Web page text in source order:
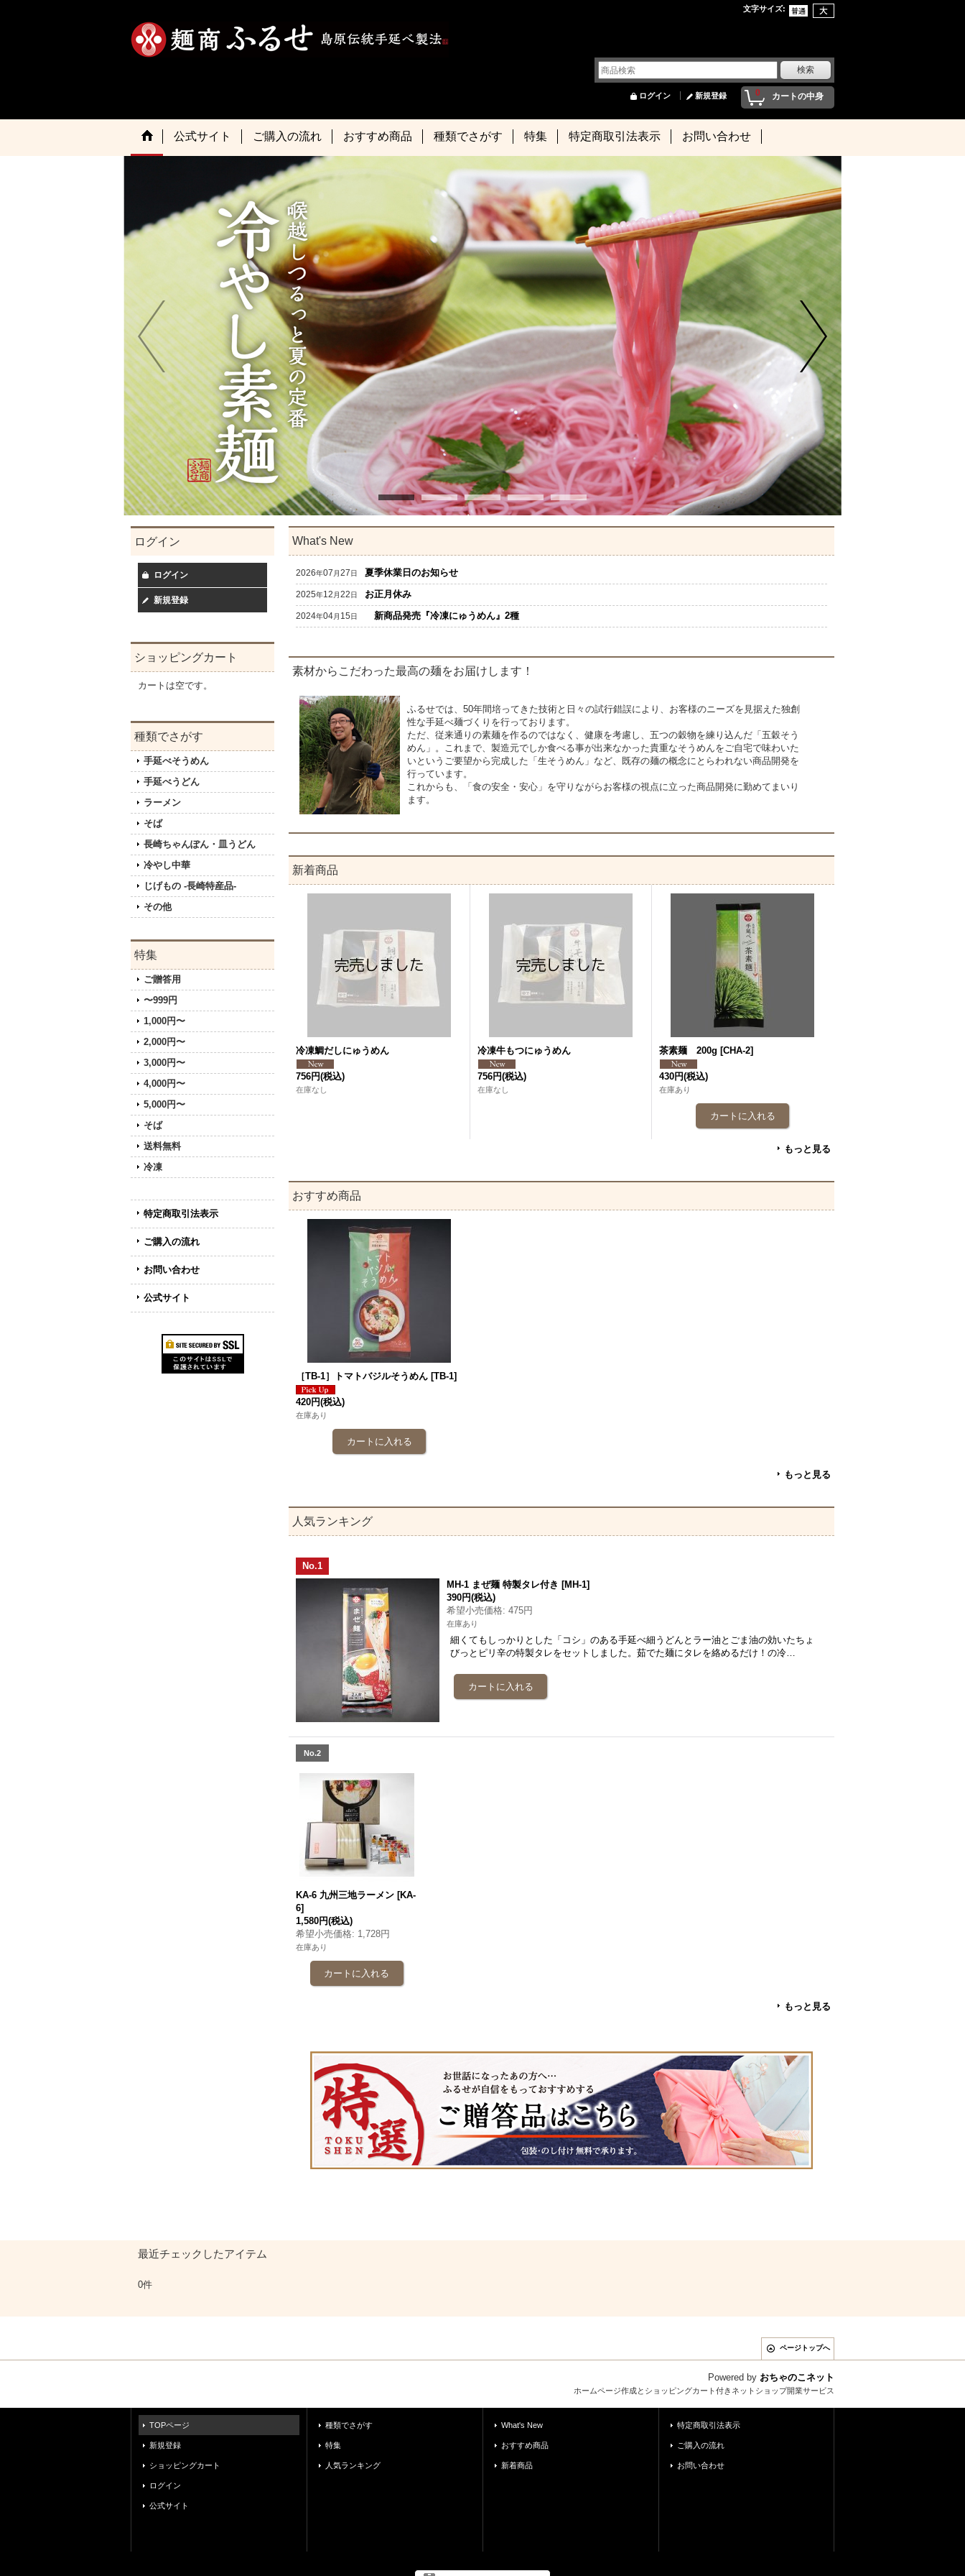
文字サイズ:
0 カートの中身
ログイン 新規登録
公式サイト ご購入の流れ おすすめ商品 種類でさがす 特集 特定商取引法表示 お問い合わせ
ログイン
ログイン
新規登録
ショッピングカート
カートは空です。
種類でさがす
手延べそうめん
手延べうどん
ラーメン
そば
長崎ちゃんぽん・皿うどん
冷やし中華
じげもの -長崎特産品-
その他
特集
ご贈答用
〜999円
1,000円〜
2,000円〜
3,000円〜
4,000円〜
5,000円〜
そば
送料無料
冷凍
特定商取引法表示
ご購入の流れ
お問い合わせ
公式サイト
What's New
2026年07 月27日 夏季休業日のお知らせ
2025年12 月22日 お正月休み
2024年04月 15日 新商品発売『冷凍にゅうめん』2種
素材からこだわった最高の麺をお届けします！
ふるせでは、50年間培ってきた技術と日々の試行錯誤により、お客様のニーズを見据えた独創
性な手延べ麺づくりを行っております。
ただ、従来通りの素麺を作るのではなく、健康を考慮し、五つの穀物を練り込んだ「五穀そう
めん」。これまで、製造元でしか食べる事が出来なかった貴重なそうめんをご自宅で味わいた
いというご要望から完成した「生そうめん」など、既存の麺の概念にとらわれない商品開発を
行っています。
これからも、「食の安全・安心」を守りながらお客様の視点に立った商品開発に勤めてまいり
ます。
新着商品
冷凍鯛だしにゅうめん
756円(税込)
在庫なし
冷凍牛もつにゅうめん
756円(税込)
在庫なし
茶素麺 200g [CHA-2]
430円(税込)
在庫あり
もっと見る
おすすめ商品
［TB-1］トマトバジルそうめん [TB-1]
420円(税込)
在庫あり
もっと見る
人気ランキング
No.1
MH-1 まぜ麺 特製タレ付き [MH-1]
390円(税込)
希望小売価格: 475円
在庫あり
細くてもしっかりとした「コシ」のある手延べ細うどんとラー油とごま油の効いたちょ
びっとピリ辛の特製タレをセットしました。茹でた麺にタレを絡めるだけ！の冷…
No.2
KA-6 九州三地ラーメン [KA-
6]
1,580円(税込)
希望小売価格: 1,728円
在庫あり
もっと見る
最近チェックしたアイテム
0件
ページトップへ
Powered by おちゃのこネット
ホームページ作成とショッピングカート付きネットショップ開業サービス
TOPページ
新規登録
ショッピングカート
ログイン
公式サイト
種類でさがす
特集
人気ランキング
What's New
おすすめ商品
新着商品
特定商取引法表示
ご購入の流れ
お問い合わせ